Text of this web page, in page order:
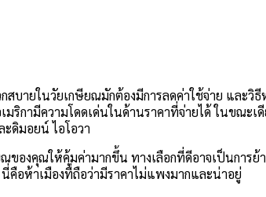
สบายในวัยเกษียณมักต้องมีการลดค่าใช้จ่าย และวิ
มริกามีความโดดเด่นในด้านราคาที่จ่ายได้ ในขณะ
ดิมอยน์ ไอโอวา
ของคุณให้คุ้มค่ามากขึ้น ทางเลือกที่ดีอาจเป็นกา
คือห้าเมืองที่ถือว่ามีราคาไม่แพงมากและน่าอยู่